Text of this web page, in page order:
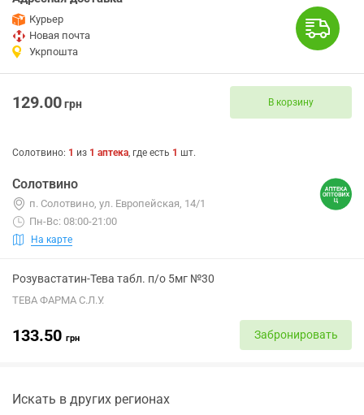
Курьер
Новая почта
Укрпошта
129.00грн В корзину
Солотвино: 1 из 1 аптека, где есть 1 шт.
Солотвино
п. Солотвино, ул. Европейская, 14/1
Пн-Вс: 08:00-21:00
На карте
Розувастатин-Тева табл. п/о 5мг №30
ТЕВА ФАРМА С.Л.У.
133.50 грн Забронировать
Искать в других регионах